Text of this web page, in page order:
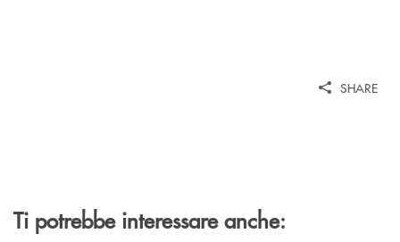
SHARE
Ti potrebbe interessare anche: